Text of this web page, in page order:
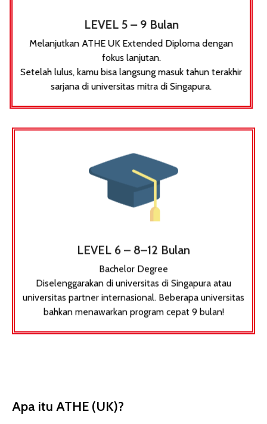
LEVEL 5 – 9 Bulan
Melanjutkan ATHE UK Extended Diploma dengan
fokus lanjutan.
Setelah lulus, kamu bisa langsung masuk tahun terakhir
sarjana di universitas mitra di Singapura.
LEVEL 6 – 8–12 Bulan
Bachelor Degree
Diselenggarakan di universitas di Singapura atau
universitas partner internasional. Beberapa universitas
bahkan menawarkan program cepat 9 bulan!
Apa itu ATHE (UK)?